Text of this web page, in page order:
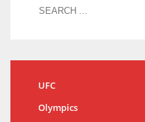
UFC
Olympics